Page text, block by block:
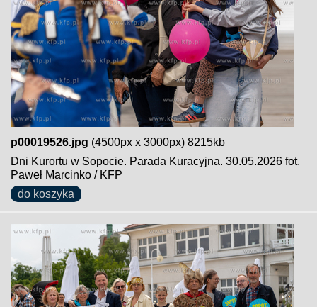
p00019526.jpg (4500px x 3000px) 8215kb
Dni Kurortu w Sopocie. Parada Kuracyjna. 30.05.2026 fot.
Paweł Marcinko / KFP
do koszyka